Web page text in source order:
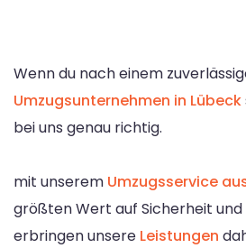
Wenn du nach einem
Umzugsunternehmen in Lübeck
bei uns genau richtig.
mit unserem Umzugsservice
größten Wert auf Sicherheit
erbringen unsere Leistungen